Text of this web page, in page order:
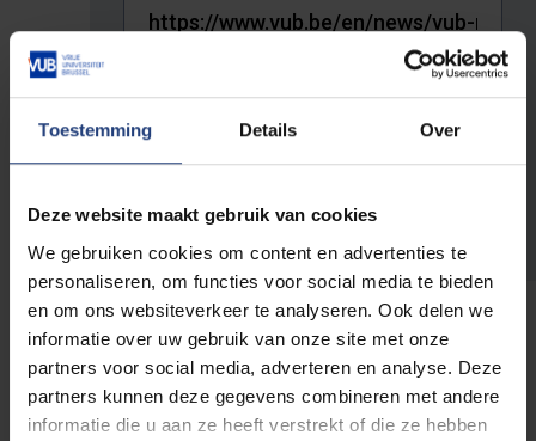
Toestemming Details Over
Deze website maakt gebruik van cookies
We gebruiken cookies om content en advertenties te
personaliseren, om functies voor social media te bieden
en om ons websiteverkeer te analyseren. Ook delen we
informatie over uw gebruik van onze site met onze
partners voor social media, adverteren en analyse. Deze
partners kunnen deze gegevens combineren met andere
informatie die u aan ze heeft verstrekt of die ze hebben
The full URL of the page where you encountered the error.